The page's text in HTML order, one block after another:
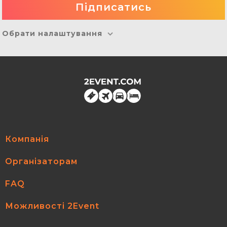
Обрати налаштування
Компанія
Організаторам
FAQ
Можливості 2Event